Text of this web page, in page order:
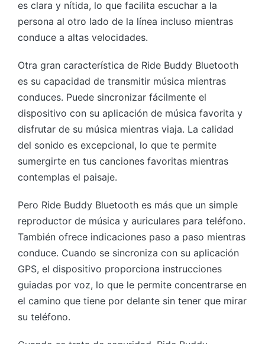
es clara y nítida, lo que facilita escuchar a la
persona al otro lado de la línea incluso mientras
conduce a altas velocidades.
Otra gran característica de Ride Buddy Bluetooth
es su capacidad de transmitir música mientras
conduces. Puede sincronizar fácilmente el
dispositivo con su aplicación de música favorita y
disfrutar de su música mientras viaja. La calidad
del sonido es excepcional, lo que te permite
sumergirte en tus canciones favoritas mientras
contemplas el paisaje.
Pero Ride Buddy Bluetooth es más que un simple
reproductor de música y auriculares para teléfono.
También ofrece indicaciones paso a paso mientras
conduce. Cuando se sincroniza con su aplicación
GPS, el dispositivo proporciona instrucciones
guiadas por voz, lo que le permite concentrarse en
el camino que tiene por delante sin tener que mirar
su teléfono.